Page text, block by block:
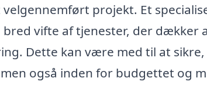
projekt. Et
vifte af tjenester, der dækker
Dette kan være med til at
også inden for budgettet og